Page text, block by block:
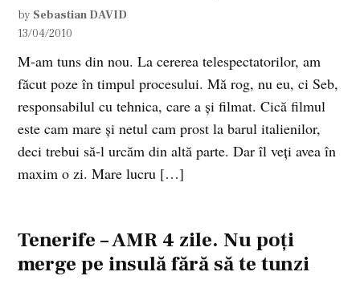
by Sebastian DAVID
13/04/2010
M-am tuns din nou. La cererea telespectatorilor, am
făcut poze în timpul procesului. Mă rog, nu eu, ci Seb,
responsabilul cu tehnica, care a şi filmat. Cică filmul
este cam mare şi netul cam prost la barul italienilor,
deci trebui să-l urcăm din altă parte. Dar îl veţi avea în
maxim o zi. Mare lucru […]
Tenerife – AMR 4 zile. Nu poţi
merge pe insulă fără să te tunzi